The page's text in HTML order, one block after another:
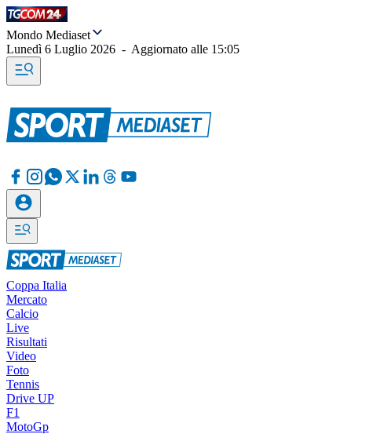
Mondo Mediaset
Lunedì 6 Luglio 2026 - Aggiornato alle 15:05
Coppa Italia
Mercato
Calcio
Live
Risultati
Video
Foto
Tennis
Drive UP
F1
MotoGp